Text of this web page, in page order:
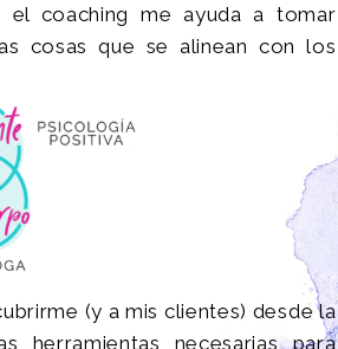
coaching me ayuda a tomar
cosas que se alinean con los
(y a mis clientes) desde la
herramientas necesarias para